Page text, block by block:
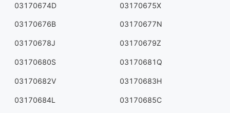
03170674D 03170675X
03170676B 03170677N
03170678J 03170679Z
03170680S 03170681Q
03170682V 03170683H
03170684L 03170685C